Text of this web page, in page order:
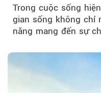
Trong cuộc sống
gian sống không chỉ
năng mang đến sự